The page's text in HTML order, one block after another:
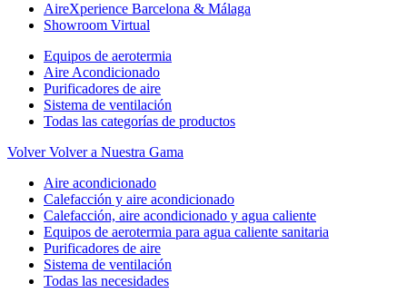
AireXperience Barcelona & Málaga
Showroom Virtual
Equipos de aerotermia
Aire Acondicionado
Purificadores de aire
Sistema de ventilación
Todas las categorías de productos
Volver Volver a Nuestra Gama
Aire acondicionado
Calefacción y aire acondicionado
Calefacción, aire acondicionado y agua caliente
Equipos de aerotermia para agua caliente sanitaria
Purificadores de aire
Sistema de ventilación
Todas las necesidades